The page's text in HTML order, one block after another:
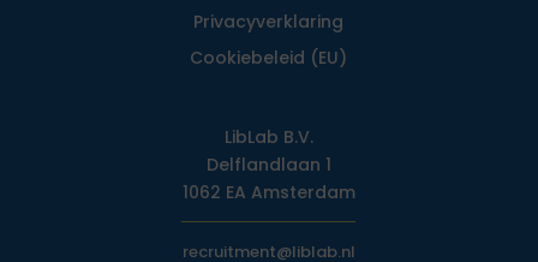
Privacy­verklaring
Cookiebeleid (EU)
LibLab B.V.
Delflandlaan 1
1062 EA Amsterdam
recruitment@liblab.nl